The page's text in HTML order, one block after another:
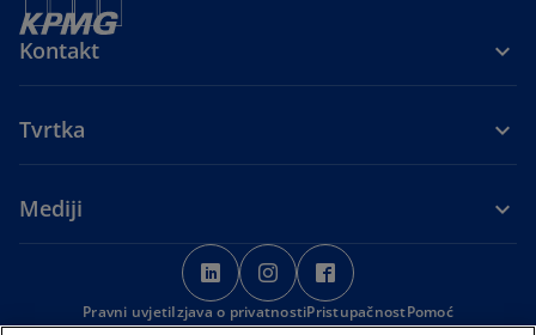
Kontakt
Tvrtka
Mediji
o
p
e
o
p
e
p
e
Pravni uvjetiIzjava o privatnostiPristupačnostPomoć